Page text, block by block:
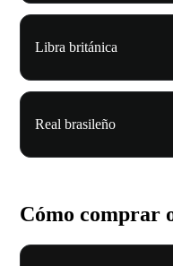
Libra británica
Real brasileño
Cómo comprar